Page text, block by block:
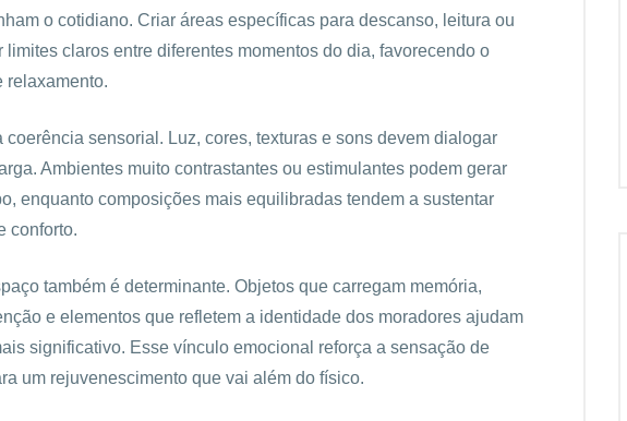
o cotidiano. Criar áreas específicas para descanso, leitura ou
claros entre diferentes momentos do dia, favorecendo o
relaxamento.
coerência sensorial. Luz, cores, texturas e sons devem dialogar
Ambientes muito contrastantes ou estimulantes podem gerar
enquanto composições mais equilibradas tendem a sustentar
conforto.
também é determinante. Objetos que carregam memória,
e elementos que refletem a identidade dos moradores ajudam
significativo. Esse vínculo emocional reforça a sensação de
um rejuvenescimento que vai além do físico.